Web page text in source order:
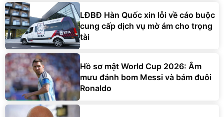
LĐBĐ Hàn Quốc xin lỗi về cáo buộc
cung cấp dịch vụ mờ ám cho trọng
tài
Hồ sơ mật World Cup 2026: Âm
mưu đánh bom Messi và bám đuôi
Ronaldo